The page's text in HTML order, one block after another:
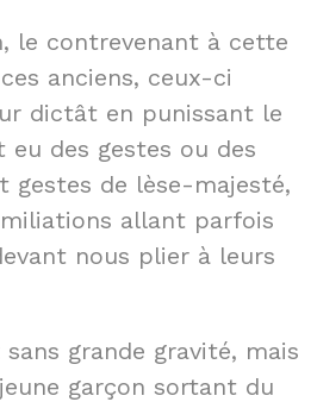
le contrevenant à cette
anciens, ceux-ci
dictât en punissant le
eu des gestes ou des
gestes de lèse-majesté,
allant parfois
nous plier à leurs
grande gravité, mais
garçon sortant du